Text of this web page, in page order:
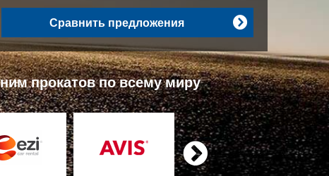

Сравнить предложения
прокатов по всему миру
